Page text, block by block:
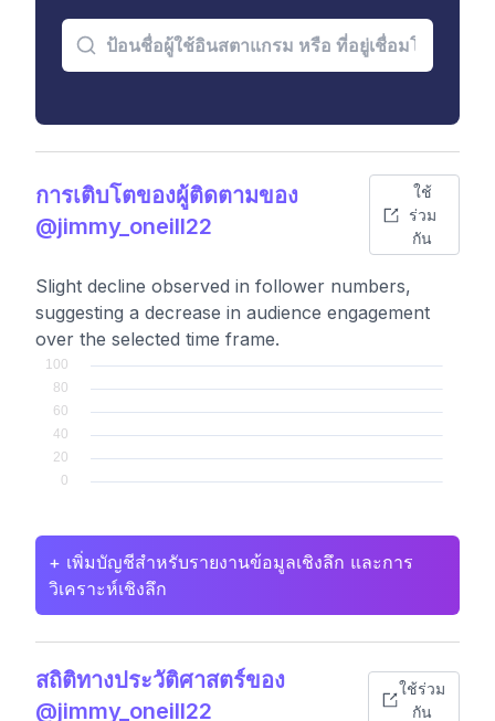
การเติบโตของผู้ติดตามของ
@jimmy_oneill22
ใช้
ร่วม
กัน
Slight decline observed in follower numbers,
suggesting a decrease in audience engagement
over the selected time frame.
+ เพิ่มบัญชีสำหรับรายงานข้อมูลเชิงลึก และการ
วิเคราะห์เชิงลึก
สถิติทางประวัติศาสตร์ของ
@jimmy_oneill22
ใช้ร่วม
กัน